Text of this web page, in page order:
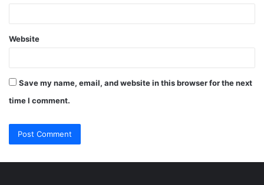
Website
Save my name, email, and website in this browser for the next
time I comment.